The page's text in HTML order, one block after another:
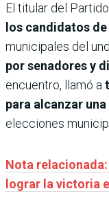
El titular del
los candidatos
municipales del
por senadores y
encuentro, llamó a
para alcanzar
elecciones
Nota
lograr la victoria